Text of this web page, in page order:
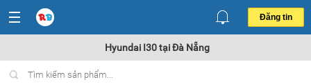
Đăng tin
Hyundai I30 tại Đà Nẵng